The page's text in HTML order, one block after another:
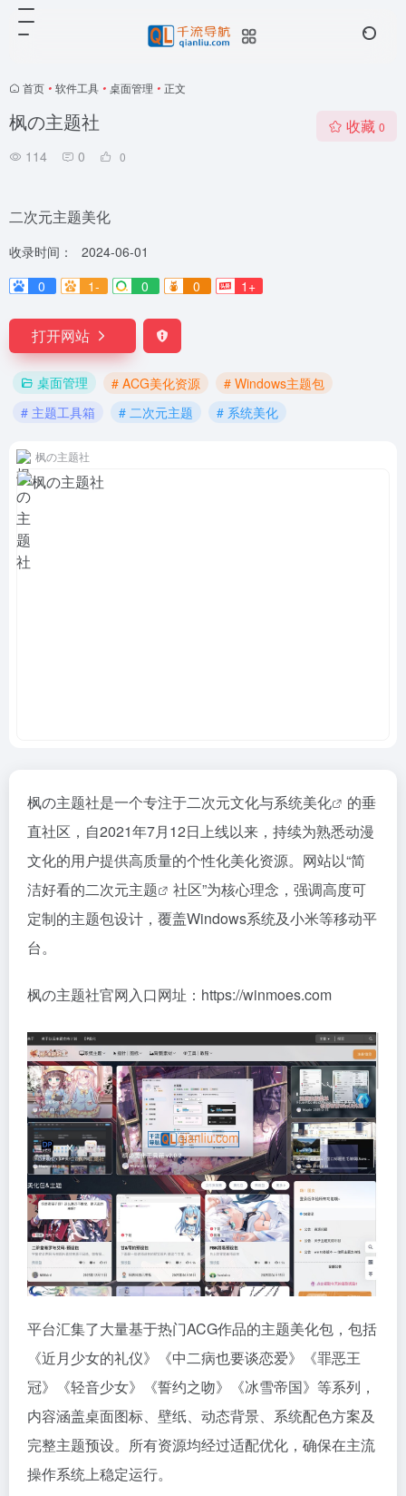
首页 • 软件工具 • 桌面管理 • 正文
枫の主题社
114 0 0
收藏 0
二次元主题美化
收录时间：
2024-06-01
0
1- 0 0 1+
打开网站
桌面管理 # ACG美化资源
# Windows主题包
# 主题工具箱
# 二次元主题 # 系统美化
枫の主题社
枫の主题社是一个专注于二次元文化与系统美化
的垂
直社区，自2021年7月12日上线以来，持续为熟悉动漫
文化的用户提供高质量的个性化美化资源。网站以“简
洁好看的二次元主题
社区”为核心理念，强调高度可
定制的主题包设计，覆盖Windows系统及小米等移动平
台。
枫の主题社官网入口网址：https://winmoes.com
平台汇集了大量基于热门ACG作品的主题美化包，包括
《近月少女的礼仪》《中二病也要谈恋爱》《罪恶王
冠》《轻音少女》《誓约之吻》《冰雪帝国》等系列，
内容涵盖桌面图标、壁纸、动态背景、系统配色方案及
完整主题预设。所有资源均经过适配优化，确保在主流
操作系统上稳定运行。